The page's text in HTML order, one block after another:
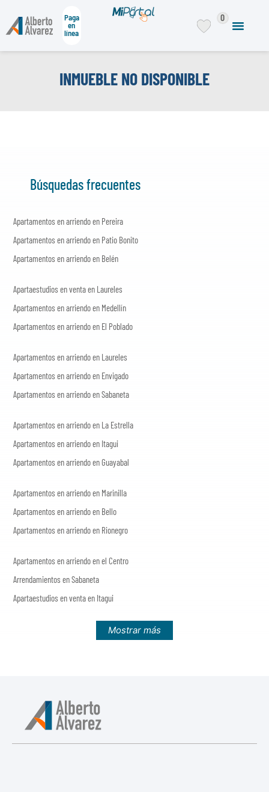
Paga
en
línea
0
INMUEBLE NO DISPONIBLE
Búsquedas frecuentes
Apartamentos en arriendo en Pereira
Apartamentos en arriendo en Patio Bonito
Apartamentos en arriendo en Belén
Apartaestudios en venta en Laureles
Apartamentos en arriendo en Medellín
Apartamentos en arriendo en El Poblado
Apartamentos en arriendo en Laureles
Apartamentos en arriendo en Envigado
Apartamentos en arriendo en Sabaneta
Apartamentos en arriendo en La Estrella
Apartamentos en arriendo en Itagui
Apartamentos en arriendo en Guayabal
Apartamentos en arriendo en Marinilla
Apartamentos en arriendo en Bello
Apartamentos en arriendo en Rionegro
Apartamentos en arriendo en el Centro
Arrendamientos en Sabaneta
Apartaestudios en venta en Itagui
Mostrar más